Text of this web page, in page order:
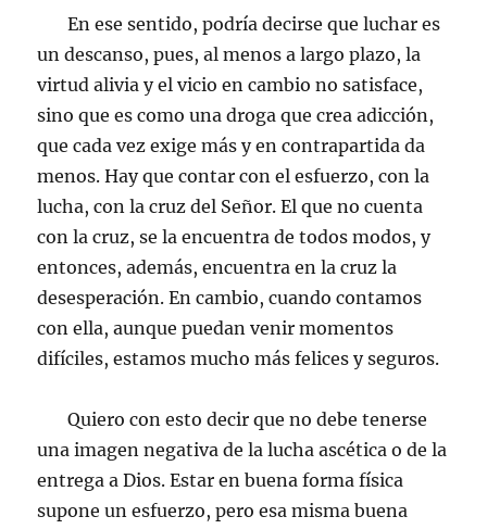
En ese sentido, podría decirse que luchar es
un descanso, pues, al menos a largo plazo, la
virtud alivia y el vicio en cambio no satisface,
sino que es como una droga que crea adicción,
que cada vez exige más y en contrapartida da
menos. Hay que contar con el esfuerzo, con la
lucha, con la cruz del Señor. El que no cuenta
con la cruz, se la encuentra de todos modos, y
entonces, además, encuentra en la cruz la
desesperación. En cambio, cuando contamos
con ella, aunque puedan venir momentos
difíciles, estamos mucho más felices y seguros.
Quiero con esto decir que no debe tenerse
una imagen negativa de la lucha ascética o de la
entrega a Dios. Estar en buena forma física
supone un esfuerzo, pero esa misma buena